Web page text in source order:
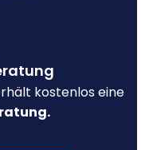
kostenlos eine